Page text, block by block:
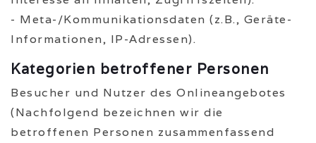
- Meta-/Kommunikationsdaten (z.B., Geräte-
Informationen, IP-Adressen).
Kategorien betroffener Personen
Besucher und Nutzer des Onlineangebotes
(Nachfolgend bezeichnen wir die
betroffenen Personen zusammenfassend